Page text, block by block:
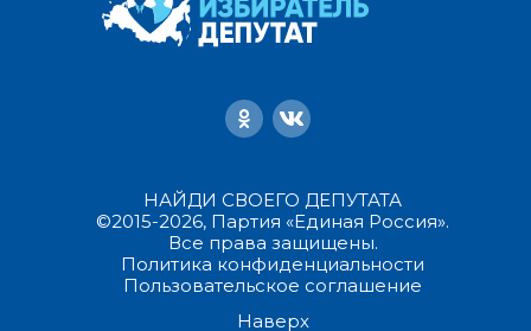
НАЙДИ СВОЕГО ДЕПУТАТА
©2015-2026, Партия «Единая Россия».
Все права защищены.
Политика конфиденциальности
Пользовательское соглашение
Наверх